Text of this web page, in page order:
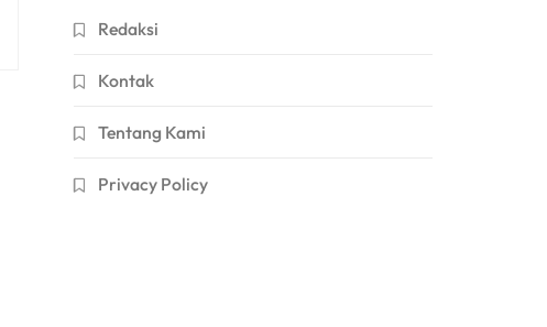
Redaksi
Kontak
Tentang Kami
Privacy Policy